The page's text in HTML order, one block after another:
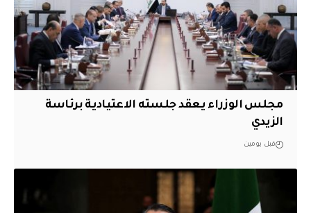
مجلس الوزراء يعقد جلسته الاعتيادية برئاسة
الزيدي
قبل يومين